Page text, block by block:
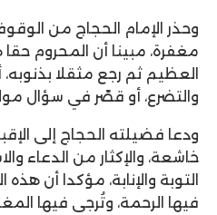
وحذر الإمام الحجاج من
مغفرة، مبينا أن المحروم
العظيم ثم رجع مثقلا
والتضرع، أو قصّر في سؤال
ودعا فضيلته الحجاج إلى
خاشعة، والإكثار من الدعاء
التوبة والإنابة، مؤكدا أن
فيها الرحمة، وتُرجى فيها